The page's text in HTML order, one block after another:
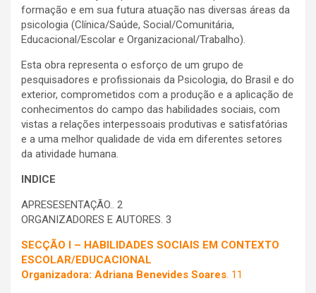
formação e em sua futura atuação nas diversas áreas da
psicologia (Clínica/Saúde, Social/Comunitária,
Educacional/Escolar e Organizacional/Trabalho).
Esta obra representa o esforço de um grupo de
pesquisadores e profissionais da Psicologia, do Brasil e do
exterior, comprometidos com a produção e a aplicação de
conhecimentos do campo das habilidades sociais, com
vistas a relações interpessoais produtivas e satisfatórias
e a uma melhor qualidade de vida em diferentes setores
da atividade humana.
INDICE
APRESESENTAÇÃO.. 2
ORGANIZADORES E AUTORES. 3
SECÇÃO I – HABILIDADES SOCIAIS EM CONTEXTO
ESCOLAR/EDUCACIONAL
Organizadora: Adriana Benevides Soares. 11